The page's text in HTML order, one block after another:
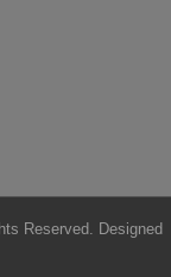
Reserved. Designed